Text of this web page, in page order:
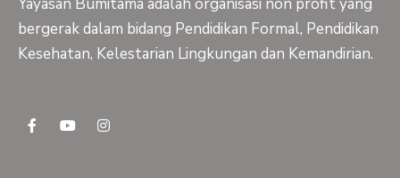
bergerak dalam bidang Pendidikan Formal, Pendidikan
Kesehatan, Kelestarian Lingkungan dan Kemandirian.
F
a
Y
o
I
n